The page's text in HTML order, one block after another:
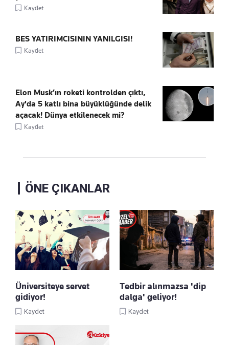
Kaydet
BES YATIRIMCISININ YANILGISI!
Kaydet
Elon Musk’ın roketi kontrolden çıktı,
Ay'da 5 katlı bina büyüklüğünde delik
açacak! Dünya etkilenecek mi?
Kaydet
ÖNE ÇIKANLAR
Üniversiteye servet
gidiyor!
Kaydet
Tedbir alınmazsa 'dip
dalga' geliyor!
Kaydet